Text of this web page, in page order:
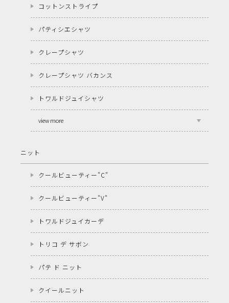
コットンストライプ
パティシエシャツ
クレープシャツ
クレープシャツ バカンス
トワルドジュイシャツ
view more
ニット
クールビューティー"C"
クールビューティー"V"
トワルドジュイカーデ
トリコ デ サボン
パテ ド ニット
クイールニット